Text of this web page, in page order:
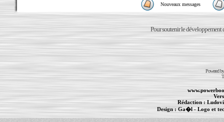
Nouveaux messages
Pour soutenir le développement
Powered
Rédaction :
Design : Ga�l- Logo et
- MacBook Pro-